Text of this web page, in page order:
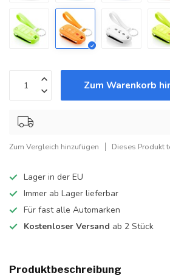
Zum Warenkorb
Zum Vergleich hinzufügen Dieses Produkt
Lager in der EU
Immer ab Lager lieferbar
Für fast alle Automarken
Kostenloser Versand ab 2 Stück
Produktbeschreibung